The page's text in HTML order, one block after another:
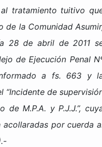
tratamiento tuitivo
de la Comunidad
28 de abril de 2011
de Ejecución Penal
a fs. 663 y
“Incidente de
M.P.A. y P.J.J.”,
por cuerda